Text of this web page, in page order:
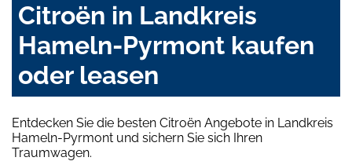
Citroën in Landkreis
Hameln-Pyrmont kaufen
oder leasen
Entdecken Sie die besten Citroën Angebote in Landkreis
Hameln-Pyrmont und sichern Sie sich Ihren
Traumwagen.